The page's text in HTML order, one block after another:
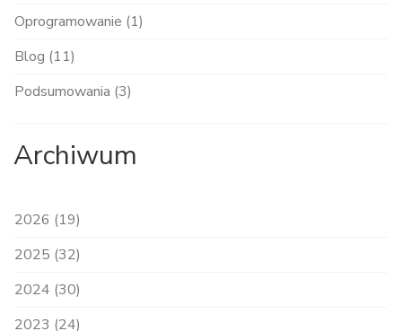
Oprogramowanie (1)
Blog (11)
Podsumowania (3)
Archiwum
2026 (19)
2025 (32)
2024 (30)
2023 (24)